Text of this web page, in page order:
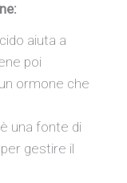
aiuta a
poi
ormone che
una fonte di
gestire il